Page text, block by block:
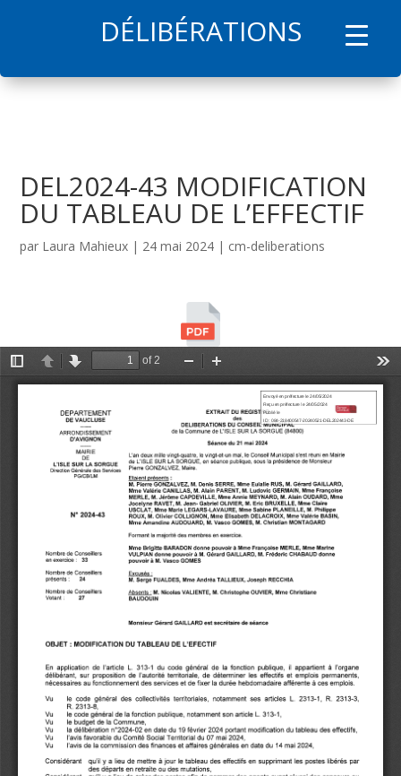
DÉLIBÉRATIONS
DEL2024-43 MODIFICATION
DU TABLEAU DE L’EFFECTIF
par Laura Mahieux | 24 mai 2024 | cm-deliberations